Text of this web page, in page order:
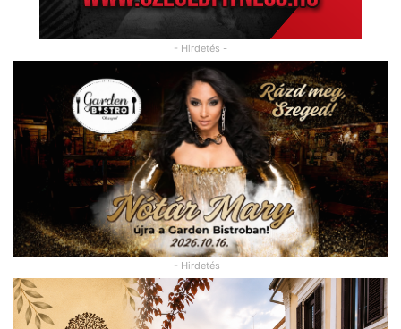
- Hirdetés -
- Hirdetés -